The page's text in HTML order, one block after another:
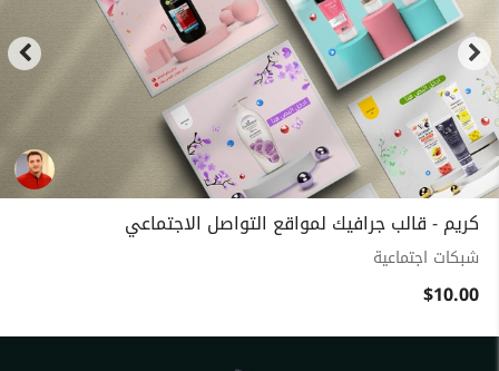
كريم - قالب جرافيك لمواقع التواصل الاجتماعي
شبكات اجتماعية
$10.00